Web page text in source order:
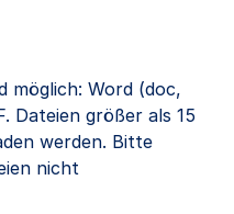
möglich: Word (doc,
Dateien größer als 15
werden. Bitte
nicht